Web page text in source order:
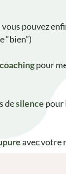
pouvez
“bien”)
coachingpour
desilence pour
avec votre